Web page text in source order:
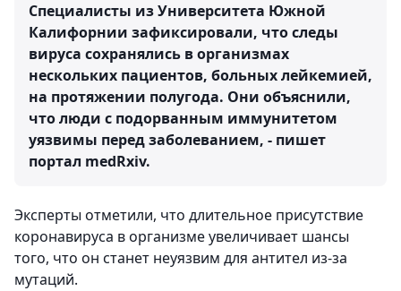
Специалисты из Университета Южной
Калифорнии зафиксировали, что следы
вируса сохранялись в организмах
нескольких пациентов, больных лейкемией,
на протяжении полугода. Они объяснили,
что люди с подорванным иммунитетом
уязвимы перед заболеванием, - пишет
портал medRxiv.
Эксперты отметили, что длительное присутствие
коронавируса в организме увеличивает шансы
того, что он станет неуязвим для антител из-за
мутаций.